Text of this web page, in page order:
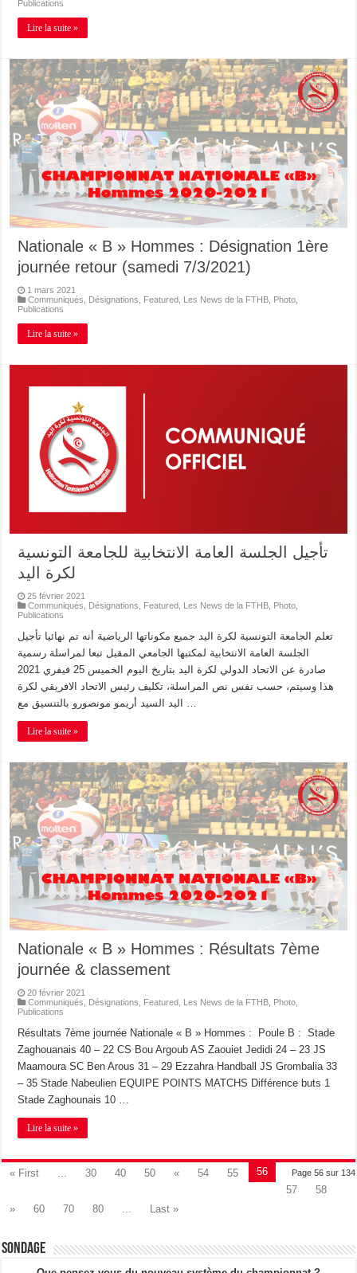
Publications
Lire la suite »
Nationale « B » Hommes : Désignation 1ère
journée retour (samedi 7/3/2021)
1 mars 2021
Communiqués
Désignations Featured Les News de la FTHB Photo
Publications
Lire la suite »
تأجيل الجلسة العامة الانتخابية للجامعة التونسية
لكرة اليد
25 février 2021
Communiqués
Désignations Featured Les News de la FTHB Photo
Publications
تعلم الجامعة التونسية لكرة اليد جميع مكوناتها الرياضية أنه تم نهائيا تأجيل
الجلسة العامة الانتخابية لمكتبها الجامعي المقبل تبعا لمراسلة رسمية
صادرة عن الاتحاد الدولي لكرة اليد بتاريخ اليوم الخميس 25 فيفري 2021
هذا وسيتم، حسب نفس نص المراسلة، تكليف رئيس الاتحاد الافريقي لكرة
Lire la suite »
Nationale « B » Hommes : Résultats 7ème
journée & classement
20 février 2021
Communiqués
Désignations Featured Les News de la FTHB Photo
Publications
Résultats 7ème journée Nationale « B » Hommes : Poule B : Stade
Zaghouanais 40 – 22 CS Bou Argoub AS Zaouiet Jedidi 24 – 23 JS
Maamoura SC Ben Arous 31 – 29 Ezzahra Handball JS Grombalia 33
– 35 Stade Nabeulien EQUIPE POINTS MATCHS Différence buts 1
Stade Zaghounais 10 …
Lire la suite »
Page 56 sur 134
« First ... 30 40 50 « 54 55
56
57
58
»
60 70 80 ... Last »
Sondage